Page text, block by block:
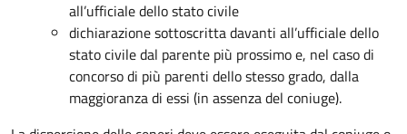
all’ufficiale dello stato civile
dichiarazione sottoscritta davanti all’ufficiale dello
stato civile dal parente più prossimo e, nel caso di
concorso di più parenti dello stesso grado, dalla
maggioranza di essi (in assenza del coniuge).